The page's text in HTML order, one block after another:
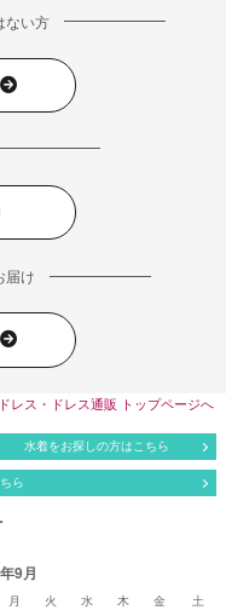
ない方
届け
レス・ドレス通販 トップページへ
水着をお探しの方はこちら
ら
9月
月 火 水 木 金
土